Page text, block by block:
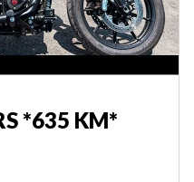
*635 KM*